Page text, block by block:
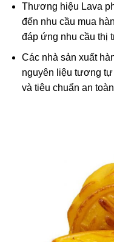
Thương hiệu Lava
đến nhu cầu mua
đáp ứng nhu cầu thị
Các nhà sản xuất
nguyên liệu tương
và tiêu chuẩn an